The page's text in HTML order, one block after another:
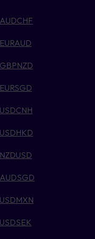
AUDCHF
EURAUD
GBPNZD
EURSGD
USDCNH
USDHKD
NZDUSD
AUDSGD
USDMXN
USDSEK